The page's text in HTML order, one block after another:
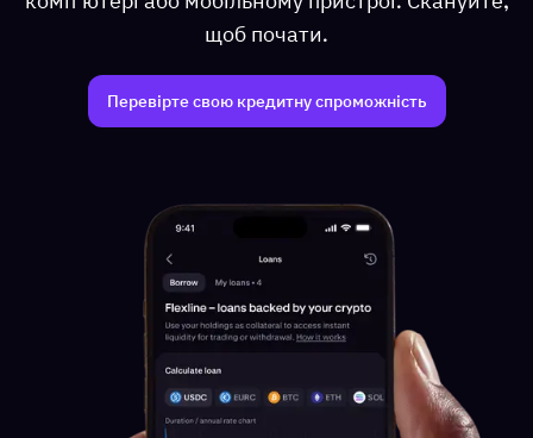
щоб почати.
Перевірте свою кредитну спроможність